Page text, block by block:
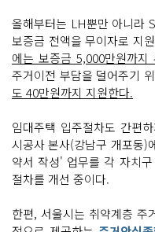
올해부터는 LH뿐만 아니라
보증금 전액을 무이자로 지
에는 보증금 5,000만원까지
주거이전 부담을 덜어주기
도 40만원까지 지원한다.
임대주택 입주절차도 간편
시공사 본사(강남구 개포동)
약서 작성' 업무를 각 자치
절차를 개선 중이다.
한편, 서울시는 취약계층 주